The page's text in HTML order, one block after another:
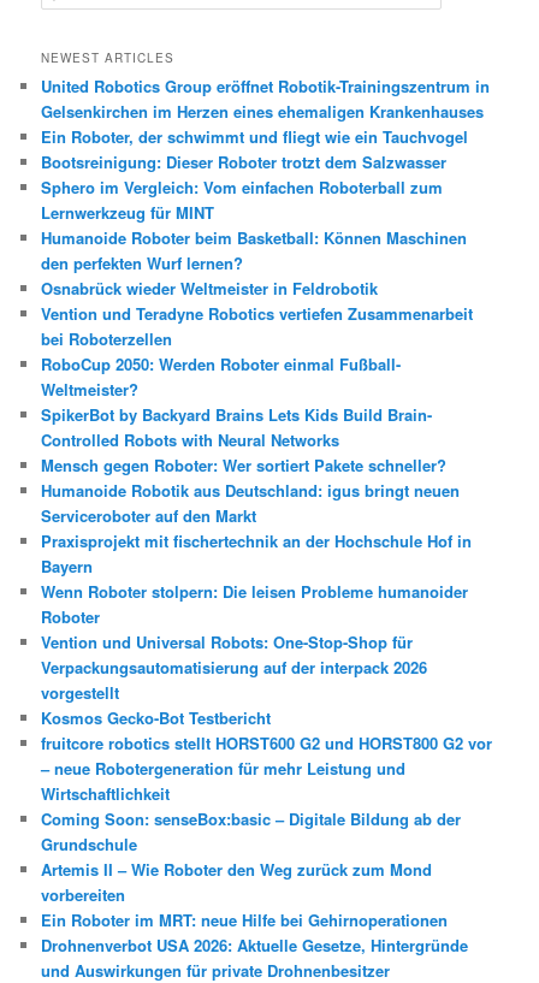
u
h
n
NEWEST ARTICLES
United Robotics Group eröffnet Robotik-Trainingszentrum in
Gelsenkirchen im Herzen eines ehemaligen Krankenhauses
Ein Roboter, der schwimmt und fliegt wie ein Tauchvogel
Bootsreinigung: Dieser Roboter trotzt dem Salzwasser
Sphero im Vergleich: Vom einfachen Roboterball zum
Lernwerkzeug für MINT
Humanoide Roboter beim Basketball: Können Maschinen
den perfekten Wurf lernen?
Osnabrück wieder Weltmeister in Feldrobotik
Vention und Teradyne Robotics vertiefen Zusammenarbeit
bei Roboterzellen
RoboCup 2050: Werden Roboter einmal Fußball-
Weltmeister?
SpikerBot by Backyard Brains Lets Kids Build Brain-
Controlled Robots with Neural Networks
Mensch gegen Roboter: Wer sortiert Pakete schneller?
Humanoide Robotik aus Deutschland: igus bringt neuen
Serviceroboter auf den Markt
Praxisprojekt mit fischertechnik an der Hochschule Hof in
Bayern
Wenn Roboter stolpern: Die leisen Probleme humanoider
Roboter
Vention und Universal Robots: One-Stop-Shop für
Verpackungsautomatisierung auf der interpack 2026
vorgestellt
Kosmos Gecko-Bot Testbericht
fruitcore robotics stellt HORST600 G2 und HORST800 G2 vor
– neue Robotergeneration für mehr Leistung und
Wirtschaftlichkeit
Coming Soon: senseBox:basic – Digitale Bildung ab der
Grundschule
Artemis II – Wie Roboter den Weg zurück zum Mond
vorbereiten
Ein Roboter im MRT: neue Hilfe bei Gehirnoperationen
Drohnenverbot USA 2026: Aktuelle Gesetze, Hintergründe
und Auswirkungen für private Drohnenbesitzer